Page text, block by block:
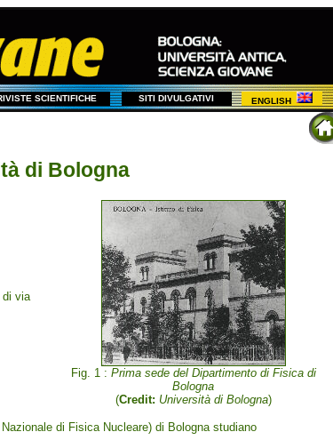
SCIENTIFICHE SITI DIVULGATIVI ENGLISH
di Bologna
di via
Fig. 1 : Prima sede del Dipartimento di Fisica di
Bologna
(Credit: Università di Bologna)
di Fisica Nucleare) di Bologna studiano